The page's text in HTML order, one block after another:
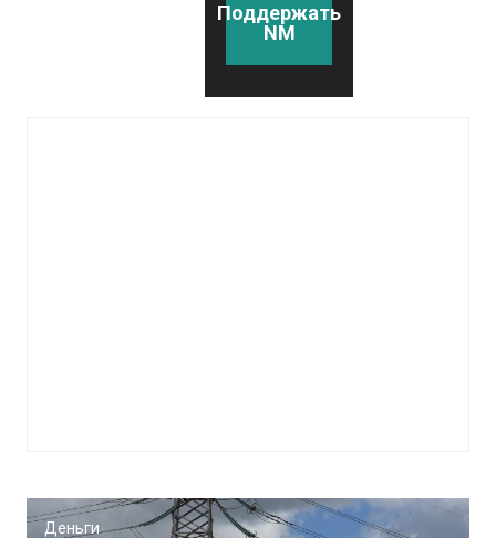
Поддержать
NM
Деньги